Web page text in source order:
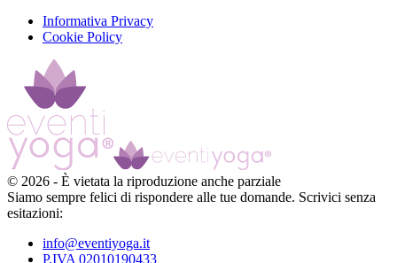
Informativa Privacy
Cookie Policy
© 2026 - È vietata la riproduzione anche parziale
Siamo sempre felici di rispondere alle tue domande. Scrivici senza
esitazioni:
info@eventiyoga.it
P.IVA 02010190433